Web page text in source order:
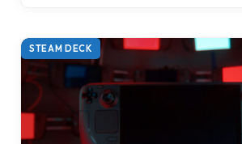
STEAM DECK